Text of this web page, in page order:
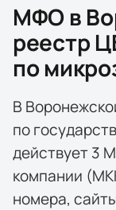
МФО в
реестр
по
В
по
действует 3
компании
номера,